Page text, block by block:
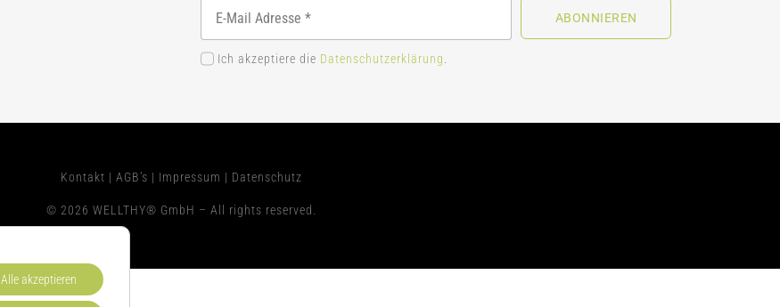
ABONNIEREN
Ich akzeptiere die Datenschutzerklärung
Kontakt | AGB’s | Impressum | Datenschutz
© 2026 WELLTHY® GmbH – All rights reserved.
Alle akzeptieren